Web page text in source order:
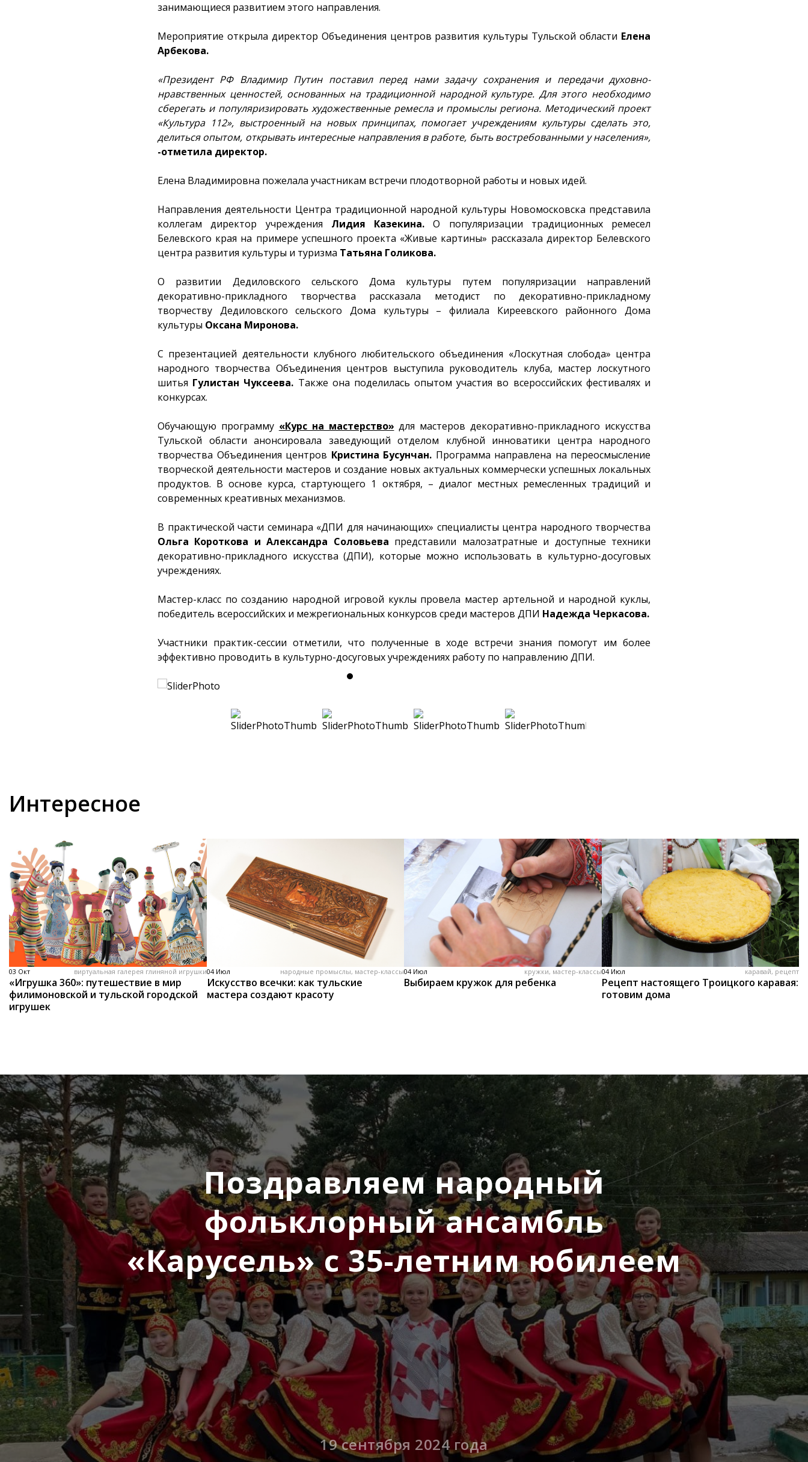
занимающиеся развитием этого направления.
Мероприятие открыла директор Объединения центров развития культуры Тульской области Елена
Арбекова.
«Президент РФ Владимир Путин поставил перед нами задачу сохранения и передачи духовно-
нравственных ценностей, основанных на традиционной народной культуре. Для этого необходимо
сберегать и популяризировать художественные ремесла и промыслы региона. Методический проект
«Культура 112», выстроенный на новых принципах, помогает учреждениям культуры сделать это,
делиться опытом, открывать интересные направления в работе, быть востребованными у населения»,
-отметила директор.
Елена Владимировна пожелала участникам встречи плодотворной работы и новых идей.
Направления деятельности Центра традиционной народной культуры Новомосковска представила
коллегам директор учреждения Лидия Казекина. О популяризации традиционных ремесел
Белевского края на примере успешного проекта «Живые картины» рассказала директор Белевского
центра развития культуры и туризма Татьяна Голикова.
О развитии Дедиловского сельского Дома культуры путем популяризации направлений
декоративно-прикладного творчества рассказала методист по декоративно-прикладному
творчеству Дедиловского сельского Дома культуры – филиала Киреевского районного Дома
культуры Оксана Миронова.
С презентацией деятельности клубного любительского объединения «Лоскутная слобода» центра
народного творчества Объединения центров выступила руководитель клуба, мастер лоскутного
шитья Гулистан Чуксеева. Также она поделилась опытом участия во всероссийских фестивалях и
конкурсах.
Обучающую программу «Курс на мастерство» для мастеров декоративно-прикладного искусства
Тульской области анонсировала заведующий отделом клубной инноватики центра народного
творчества Объединения центров Кристина Бусунчан. Программа направлена на переосмысление
творческой деятельности мастеров и создание новых актуальных коммерчески успешных локальных
продуктов. В основе курса, стартующего 1 октября, – диалог местных ремесленных традиций и
современных креативных механизмов.
В практической части семинара «ДПИ для начинающих» специалисты центра народного творчества
Ольга Короткова и Александра Соловьева представили малозатратные и доступные техники
декоративно-прикладного искусства (ДПИ), которые можно использовать в культурно-досуговых
учреждениях.
Мастер-класс по созданию народной игровой куклы провела мастер артельной и народной куклы,
победитель всероссийских и межрегиональных конкурсов среди мастеров ДПИ Надежда Черкасова.
Участники практик-сессии отметили, что полученные в ходе встречи знания помогут им более
эффективно проводить в культурно-досуговых учреждениях работу по направлению ДПИ.
Интересное
03 Окт виртуальная галерея глиняной игрушки
«Игрушка 360»: путешествие в мир
филимоновской и тульской городской
игрушек
04 Июл народные промыслы, мастер-классы
Искусство всечки: как тульские
мастера создают красоту
04 Июл кружки, мастер-классы
Выбираем кружок для ребенка
04 Июл каравай, рецепт
Рецепт настоящего Троицкого каравая:
готовим дома
19 сентября 2024 года
Поздравляем народный
фольклорный ансамбль
«Карусель» с 35-летним юбилеем